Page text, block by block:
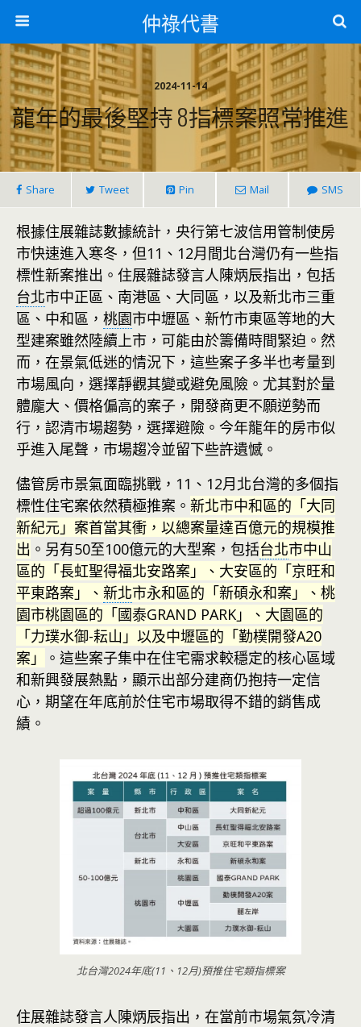
仲祿代書
2024-11-14
龍年的最後堅持 8指標案照常推進
Share Tweet Pin Mail SMS
根據住展雜誌數據統計，央行第七波信用管制使房
市快速進入寒冬，但11、12月間北台灣仍有一些指
標性新案推出。住展雜誌發言人陳炳辰指出，包括
台北市中正區、南港區、大同區，以及新北市三重
區、中和區， 桃園市中壢區、新竹市東區等地的大
型建案雖然陸續上市，可能由於籌備時間緊迫。然
而，在景氣低迷的情況下，這些案子多半也考量到
市場風向，選擇靜觀其變或避免風險。尤其對於量
體龐大、價格偏高的案子，開發商更不願逆勢而
行，認清市場趨勢，選擇避險。今年龍年的房市似
乎進入尾聲，市場趨冷並留下些許遺憾。
儘管房市景氣面臨挑戰，11、12月北台灣的多個指
標性住宅案依然積極推案。 新北市中和區的「大同
新紀元」案首當其衝，以總案量達百億元的規模推
出 。另有50至100億元的大型案，包括台北市中山
區的「長虹聖得福北安路案」、大安區的「京旺和
平東路案」、 新北市永和區的「新碩永和案」、桃
園市桃園區的「國泰GRAND PARK」、大園區的
「力璞水御-耘山」以及中壢區的「勤樸開發A20
案」
。這些案子集中在住宅需求較穩定的核心區域
和新興發展熱點，顯示出部分建商仍抱持一定信
心，期望在年底前於住宅市場取得不錯的銷售成
績。
北台灣2024年底(11、12月)預推住宅類指標案
住展雜誌發言人陳炳辰指出，在當前市場氣氛冷清